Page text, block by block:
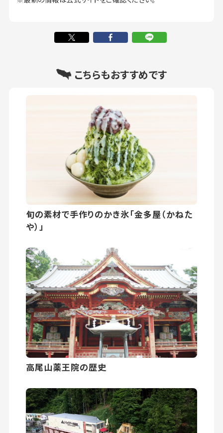
こちらもおすすめです
旬の素材で手作りのかき氷「金多屋（かねた
や）」
高尾山薬王院の歴史